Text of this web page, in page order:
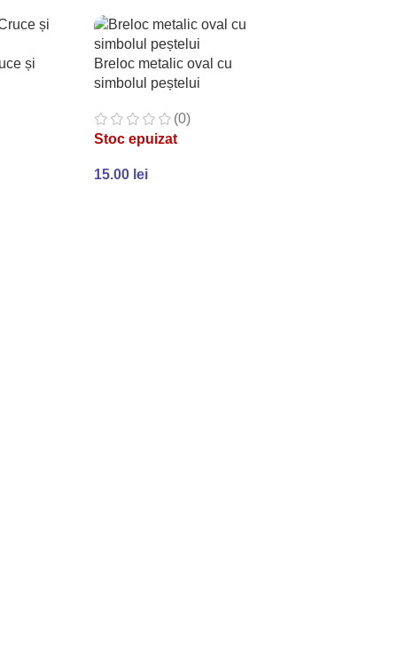
și
Breloc metalic oval cu
simbolul peștelui
(0)
Stoc epuizat
15.00 lei